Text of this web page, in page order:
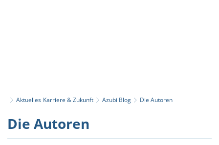
Aktuelles Karriere & Zukunft Azubi Blog Die Autoren
Die
Die Autoren